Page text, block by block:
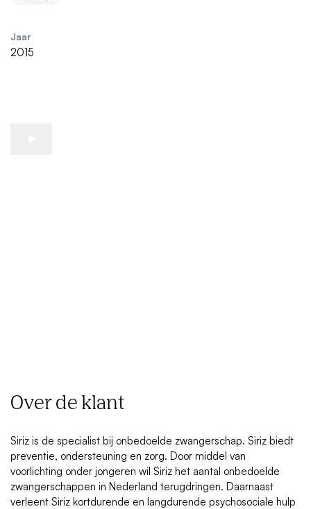
Jaar
2015
Over de klant
Siriz is de specialist bij onbedoelde zwangerschap. Siriz biedt
preventie, ondersteuning en zorg. Door middel van
voorlichting onder jongeren wil Siriz het aantal onbedoelde
zwangerschappen in Nederland terugdringen. Daarnaast
verleent Siriz kortdurende en langdurende psychosociale hulp